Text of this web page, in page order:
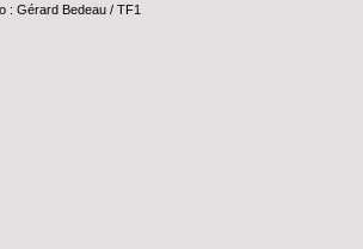
: Gérard Bedeau / TF1